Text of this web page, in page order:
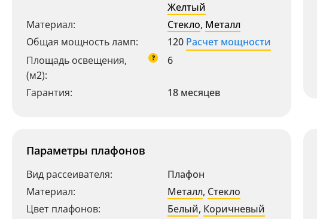
Желтый
Материал:
Стекло, Металл
Общая мощность ламп:
120 Расчет мощности
Площадь освещения,
(м2):
? 6
Гарантия: 18 месяцев
Параметры плафонов
Вид рассеивателя:
Плафон
Материал:
Металл, Стекло
Цвет плафонов:
Белый, Коричневый